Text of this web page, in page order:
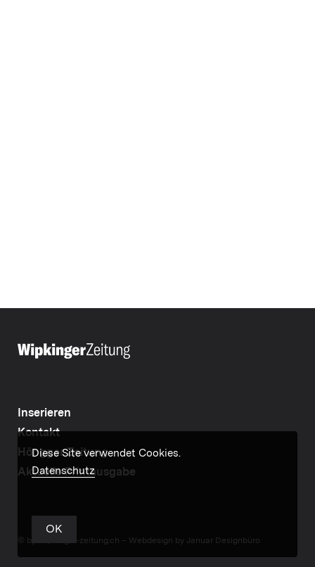
Inserieren
Kontakt
Höngger Zeitung
Aktuelle Printausgabe
© by wipkinger-zeitung.ch – Webdesign by Januar Designbüro
Diese Site verwendet Cookies.
Datenschutz
OK